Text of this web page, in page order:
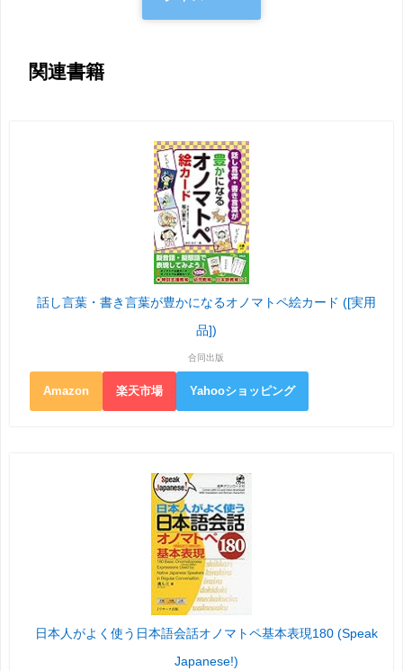
関連書籍
話し言葉・書き言葉が豊かになるオノマトペ絵カード ([実用
品])
合同出版
Amazon 楽天市場 Yahooショッピング
日本人がよく使う日本語会話オノマトペ基本表現180 (Speak
Japanese!)